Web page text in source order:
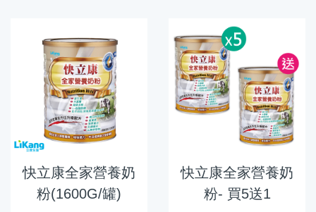
快立康全家營養奶
粉(1600G/罐)
快立康全家營養奶
粉- 買5送1